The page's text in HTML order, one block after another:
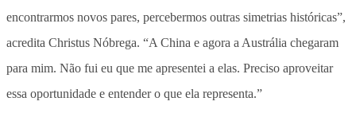
encontrarmos novos pares, percebermos outras simetrias históricas”,
acredita Christus Nóbrega. “A China e agora a Austrália chegaram
para mim. Não fui eu que me apresentei a elas. Preciso aproveitar
essa oportunidade e entender o que ela representa.”